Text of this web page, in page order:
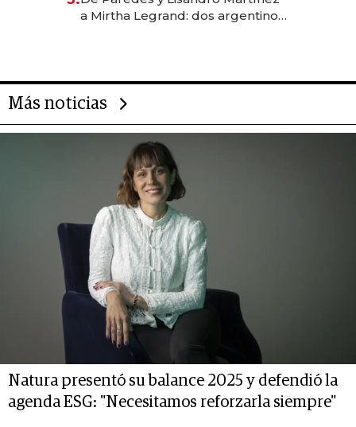
las marcas "fast premium"
a Mirtha Legrand: dos argentinos
Más noticias
Natura presentó su balance 2025 y defendió la
agenda ESG: "Necesitamos reforzarla siempre"